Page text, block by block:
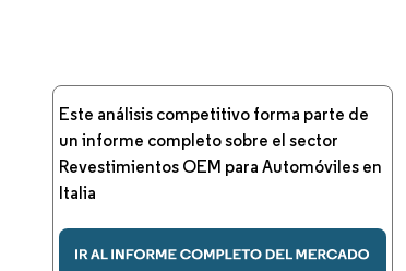
Este análisis competitivo forma parte de
un informe completo sobre el sector
Revestimientos OEM para Automóviles en
Italia